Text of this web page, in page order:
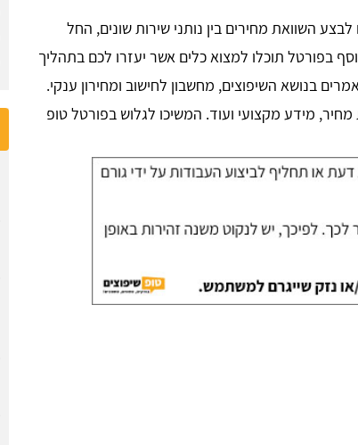
השוואת מחירים בין נותני שירות שונים, החל
בפורטל תוכלו למצוא כלים אשר יעזרו לכם בתהליך
בנושא השיפוצים, מחשבון לחישוב ומחירון ענקי.
מידע מקצועי ועוד. המשיכו לגלוש בפורטל טופ